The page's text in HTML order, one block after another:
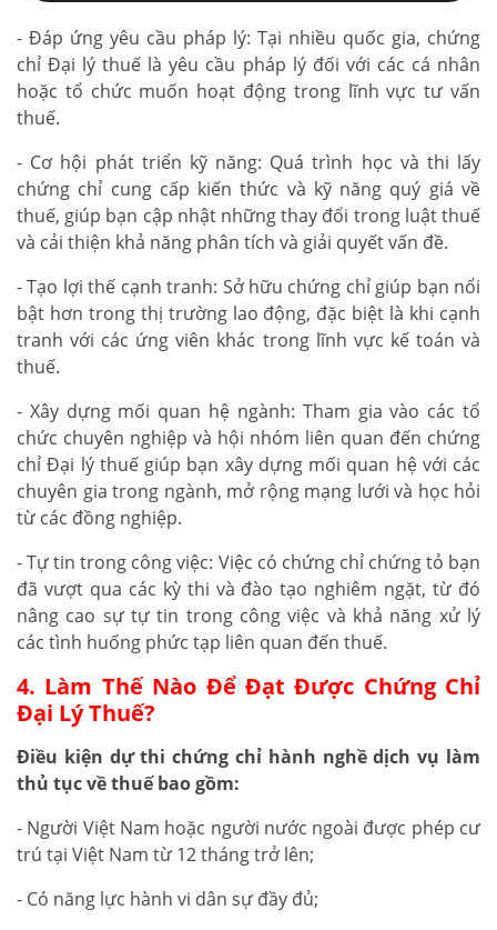
- Đáp ứng yêu cầu pháp lý: Tại nhiều quốc gia, chứng
chỉ Đại lý thuế là yêu cầu pháp lý đối với các cá nhân
hoặc tổ chức muốn hoạt động trong lĩnh vực tư vấn
thuế.
- Cơ hội phát triển kỹ năng: Quá trình học và thi lấy
chứng chỉ cung cấp kiến thức và kỹ năng quý giá về
thuế, giúp bạn cập nhật những thay đổi trong luật thuế
và cải thiện khả năng phân tích và giải quyết vấn đề.
- Tạo lợi thế cạnh tranh: Sở hữu chứng chỉ giúp bạn nổi
bật hơn trong thị trường lao động, đặc biệt là khi cạnh
tranh với các ứng viên khác trong lĩnh vực kế toán và
thuế.
- Xây dựng mối quan hệ ngành: Tham gia vào các tổ
chức chuyên nghiệp và hội nhóm liên quan đến chứng
chỉ Đại lý thuế giúp bạn xây dựng mối quan hệ với các
chuyên gia trong ngành, mở rộng mạng lưới và học hỏi
từ các đồng nghiệp.
- Tự tin trong công việc: Việc có chứng chỉ chứng tỏ bạn
đã vượt qua các kỳ thi và đào tạo nghiêm ngặt, từ đó
nâng cao sự tự tin trong công việc và khả năng xử lý
các tình huống phức tạp liên quan đến thuế.
4. Làm Thế Nào Để Đạt Được Chứng Chỉ
Đại Lý Thuế?
Điều kiện dự thi chứng chỉ hành nghề dịch vụ làm
thủ tục về thuế bao gồm:
- Người Việt Nam hoặc người nước ngoài được phép cư
trú tại Việt Nam từ 12 tháng trở lên;
- Có năng lực hành vi dân sự đầy đủ;